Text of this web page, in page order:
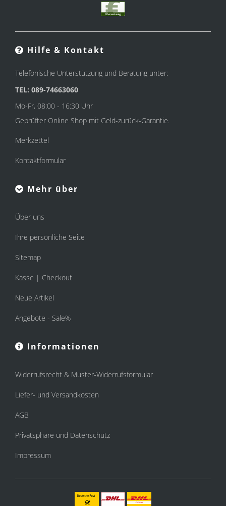
Hilfe & Kontakt
Telefonische Unterstützung und Beratung unter:
TEL: 089-74663060
Mo-Fr, 08:00 - 16:30 Uhr
Geprüfter Online Shop mit Geld-zurück-Garantie.
Merkzettel
Kontaktformular
Mehr über
Über uns
Ihre persönliche Seite
Sitemap
Kasse | Checkout
Neue Artikel
Angebote - Sale%
Informationen
Widerrufsrecht & Muster-Widerrufsformular
Liefer- und Versandkosten
AGB
Privatsphäre und Datenschutz
Impressum